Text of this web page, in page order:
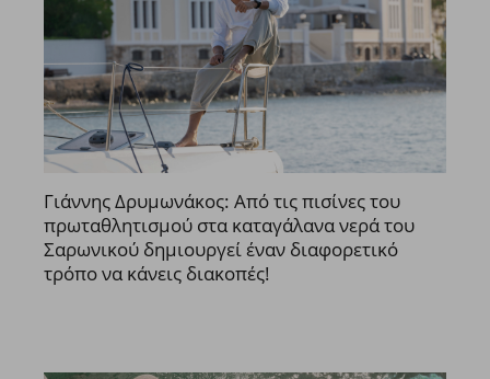
Γιάννης Δρυμωνάκος: Από τις πισίνες του
πρωταθλητισμού στα καταγάλανα νερά του
Σαρωνικού δημιουργεί έναν διαφορετικό
τρόπο να κάνεις διακοπές!